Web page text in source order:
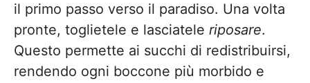
il primo passo verso il paradiso. Una volta
pronte, toglietele e lasciatele riposare.
Questo permette ai succhi di redistribuirsi,
rendendo ogni boccone più morbido e